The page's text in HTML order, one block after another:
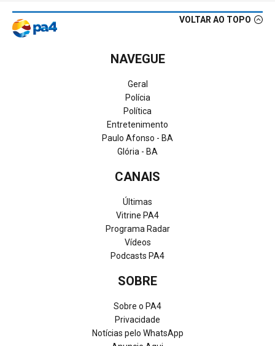
VOLTAR AO TOPO
NAVEGUE
Geral
Polícia
Política
Entretenimento
Paulo Afonso - BA
Glória - BA
CANAIS
Últimas
Vitrine PA4
Programa Radar
Vídeos
Podcasts PA4
SOBRE
Sobre o PA4
Privacidade
Notícias pelo WhatsApp